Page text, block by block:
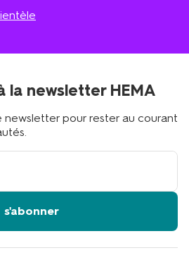
la newsletter HEMA
pour rester au courant
s'abonner